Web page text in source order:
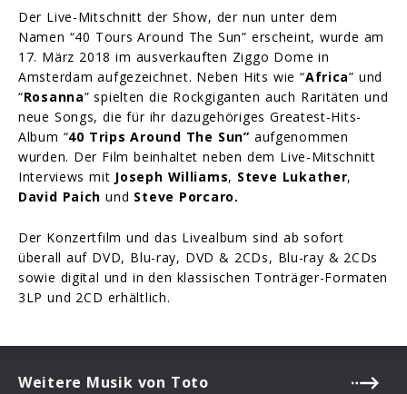
Der Live-Mitschnitt der Show, der nun unter dem
Namen “40 Tours Around The Sun” erscheint, wurde am
17. März 2018 im ausverkauften Ziggo Dome in
Amsterdam aufgezeichnet. Neben Hits wie “Africa” und
“Rosanna” spielten die Rockgiganten auch Raritäten und
neue Songs, die für ihr dazugehöriges Greatest-Hits-
Album “40 Trips Around The Sun” aufgenommen
wurden. Der Film beinhaltet neben dem Live-Mitschnitt
Interviews mit Joseph Williams, Steve Lukather,
David Paich und Steve Porcaro.
Der Konzertfilm und das Livealbum sind ab sofort
überall auf DVD, Blu-ray, DVD & 2CDs, Blu-ray & 2CDs
sowie digital und in den klassischen Tonträger-Formaten
3LP und 2CD erhältlich.
Weitere Musik von Toto